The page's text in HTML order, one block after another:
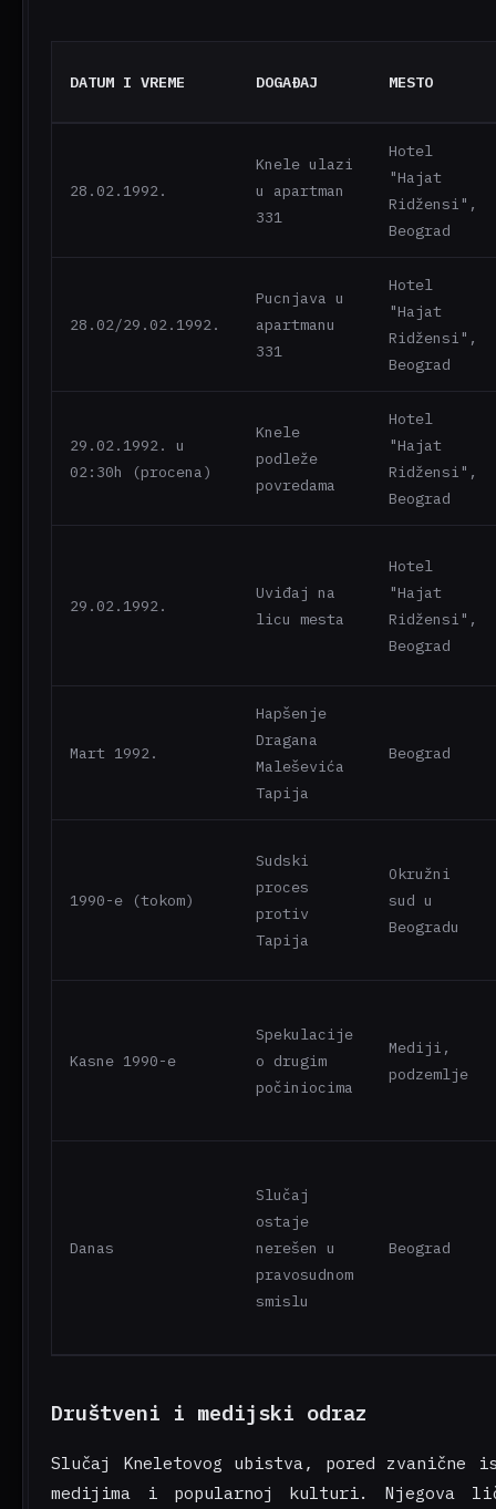
DATUM I VREME DOGAĐAJ MESTO
28.02.1992.
Knele ulazi
u apartman
331
Hotel
"Hajat
Ridžensi",
Beograd
28.02/29.02.1992.
Pucnjava u
apartmanu
331
Hotel
"Hajat
Ridžensi",
Beograd
29.02.1992. u
02:30h (procena)
Knele
podleže
povredama
Hotel
"Hajat
Ridžensi",
Beograd
29.02.1992.
Uviđaj na
licu mesta
Hotel
"Hajat
Ridžensi",
Beograd
Mart 1992.
Hapšenje
Dragana
Maleševića
Tapija
Beograd
1990-e (tokom)
Sudski
proces
protiv
Tapija
Okružni
sud u
Beogradu
Kasne 1990-e
Spekulacije
o drugim
počiniocima
Mediji,
podzemlje
Danas
Slučaj
ostaje
nerešen u
pravosudnom
smislu
Beograd
Društveni i medijski odraz
Slučaj Kneletovog ubistva, pored
medijima i popularnoj kulturi. Njegova